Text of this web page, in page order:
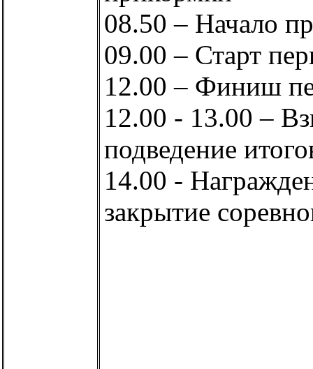
08.50 – Начало
09.00 – Старт
12.00 – Финиш
12.00 - 13.00 –
подведение
14.00 -
закрытие